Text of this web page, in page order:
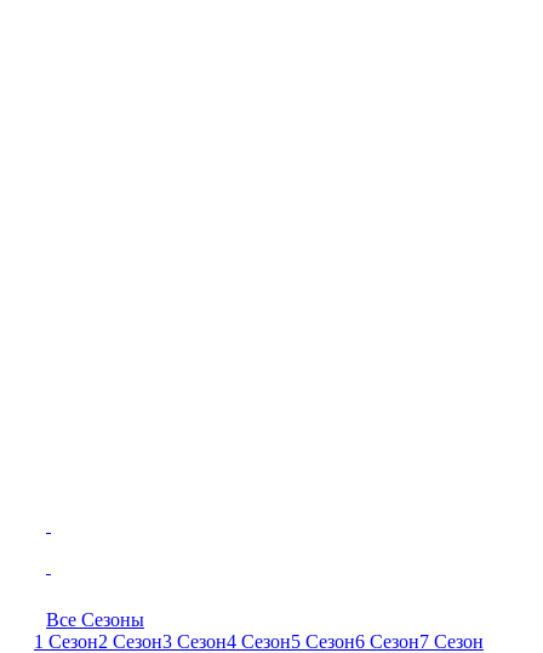
Все Сезоны
1 Сезон2 Сезон3 Сезон4 Сезон5 Сезон6 Сезон7 Сезон